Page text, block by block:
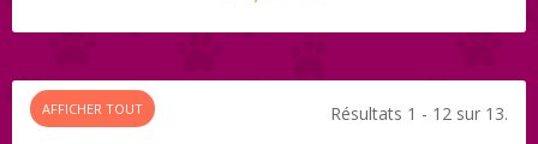
AFFICHER TOUT Résultats 1 - 12 sur 13.